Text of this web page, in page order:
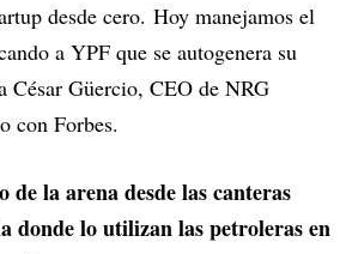
desde cero. Hoy manejamos el
a YPF que se autogenera su
César Güercio, CEO de NRG
con Forbes.
de la arena desde las canteras
donde lo utilizan las petroleras en